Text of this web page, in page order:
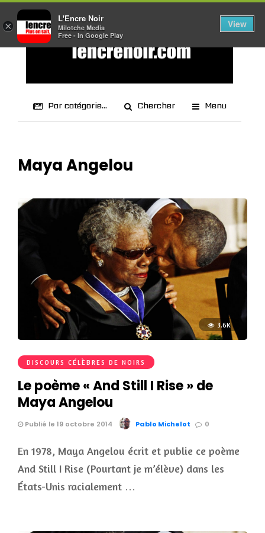
Par catégorie... Chercher Menu
Maya Angelou
3.6K
DISCOURS CÉLÈBRES DE NOIRS
Le poème « And Still I Rise » de
Maya Angelou
Publié le 19 octobre 2014 Pablo Michelot 0
En 1978, Maya Angelou écrit et publie ce poème
And Still I Rise (Pourtant je m’élève) dans les
États-Unis racialement …
×
L'Encre Noir
Milotche Media
Free - In Google Play
View